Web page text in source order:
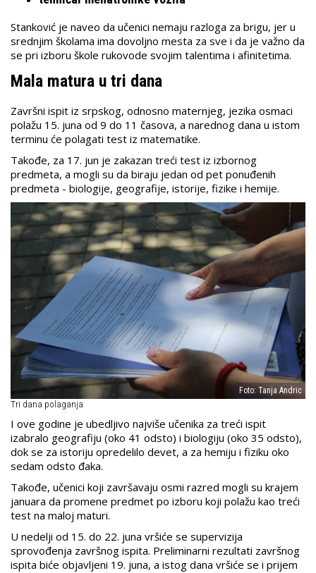
Stanković je naveo da učenici nemaju razloga za brigu, jer u
srednjim školama ima dovoljno mesta za sve i da je važno da
se pri izboru škole rukovode svojim talentima i afinitetima.
Mala matura u tri dana
Završni ispit iz srpskog, odnosno maternjeg, jezika osmaci
polažu 15. juna od 9 do 11 časova, a narednog dana u istom
terminu će polagati test iz matematike.
Takođe, za 17. jun je zakazan treći test iz izbornog
predmeta, a mogli su da biraju jedan od pet ponuđenih
predmeta - biologije, geografije, istorije, fizike i hemije.
Foto: Tanja Andric
Tri dana polaganja
I ove godine je ubedljivo najviše učenika za treći ispit
izabralo geografiju (oko 41 odsto) i biologiju (oko 35 odsto),
dok se za istoriju opredelilo devet, a za hemiju i fiziku oko
sedam odsto đaka.
Takođe, učenici koji završavaju osmi razred mogli su krajem
januara da promene predmet po izboru koji polažu kao treći
test na maloj maturi.
U nedelji od 15. do 22. juna vršiće se supervizija
sprovođenja završnog ispita. Preliminarni rezultati završnog
ispita biće objavljeni 19. juna, a istog dana vršiće se i prijem